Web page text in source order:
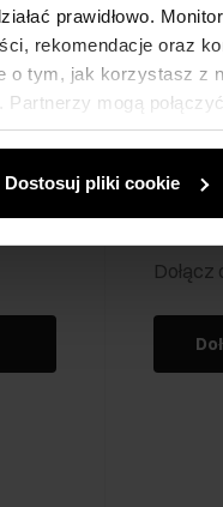
prawidłowo.
rekomendacje oraz
o tym, jak korzystasz z
mogą
usług.
Dostosuj pliki cookie
Klub